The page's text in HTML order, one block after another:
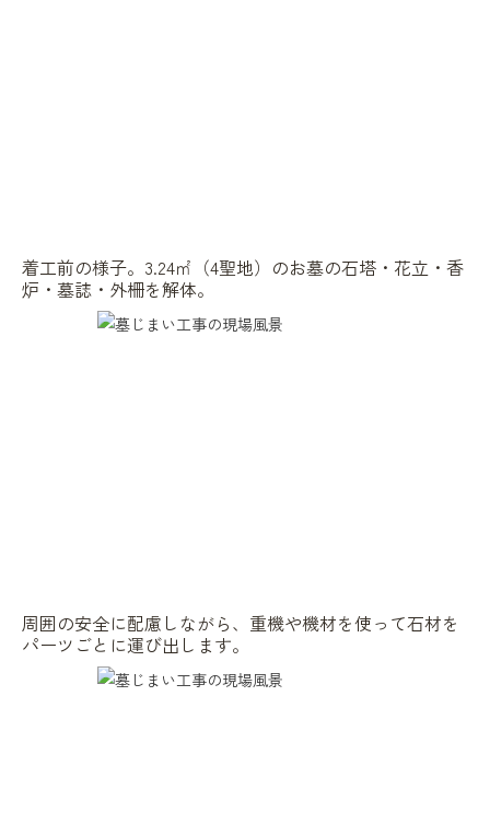
着工前の様子。3.24㎡（4聖地）のお墓の石塔・花立・香
炉・墓誌・外柵を解体。
周囲の安全に配慮しながら、重機や機材を使って石材を
パーツごとに運び出します。